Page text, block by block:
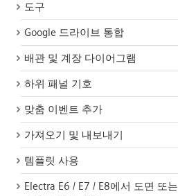
도구
Google 드라이브 통합
배관 및 계장 다이어그램
하위 패널 기호
맞춤 이벤트 추가
가져오기 및 내보내기
템플릿 사용
Electra E6 / E7 / E8에서 도면 또는